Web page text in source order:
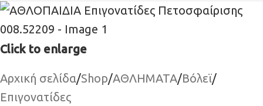
Click to enlarge
Αρχική σελίδα/Shop/ΑΘΛΗΜΑΤΑ/Βόλεϊ/
Επιγονατίδες